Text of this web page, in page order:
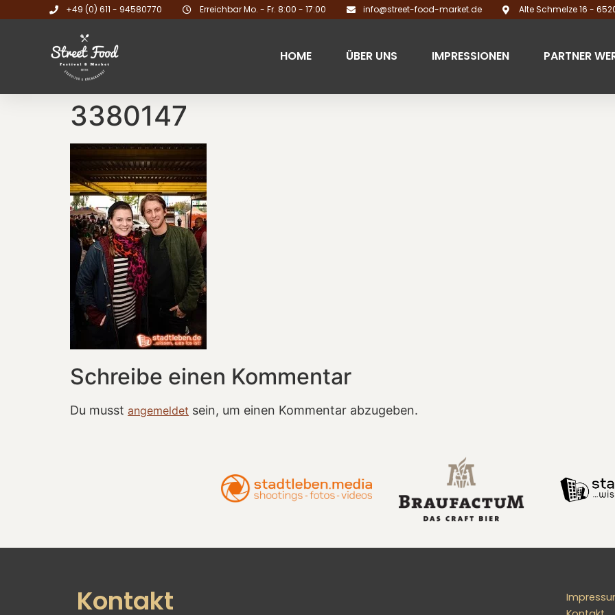
+49 (0) 611 - 94580770 Erreichbar Mo. - Fr. 8:00 - 17:00 info@street-food-market.de Alte Schmelze 16 -
HOME ÜBER UNS IMPRESSIONEN PARTNER
3380147
Schreibe einen Kommentar
Du musst angemeldet sein, um einen Kommentar abzugeben.
Kontakt